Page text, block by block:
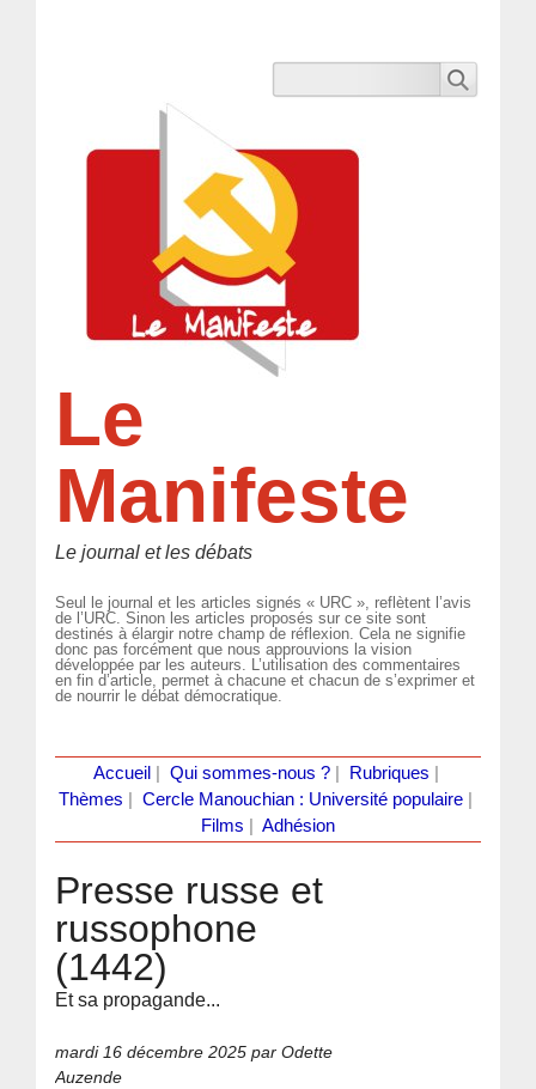
Le
Manifeste
Le journal et les débats
Seul le journal et les articles signés « URC », reflètent l’avis
de l’URC. Sinon les articles proposés sur ce site sont
destinés à élargir notre champ de réflexion. Cela ne signifie
donc pas forcément que nous approuvions la vision
développée par les auteurs. L’utilisation des commentaires
en fin d’article, permet à chacune et chacun de s’exprimer et
de nourrir le débat démocratique.
Accueil Qui sommes-nous ?| Rubriques
Thèmes
Cercle Manouchian : Université populaire
Films
Adhésion
Presse russe et
russophone
(1442)
Et sa propagande...
mardi 16 décembre 2025 par Odette
Auzende